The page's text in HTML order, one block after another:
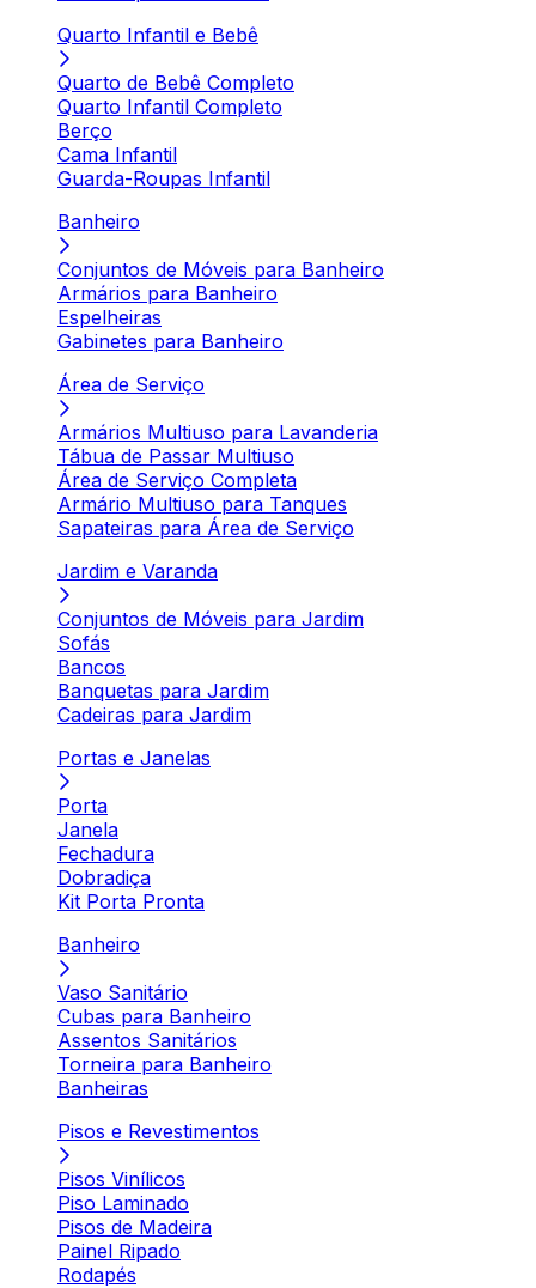
Quarto Infantil e Bebê
Quarto de Bebê Completo
Quarto Infantil Completo
Berço
Cama Infantil
Guarda-Roupas Infantil
Banheiro
Conjuntos de Móveis para Banheiro
Armários para Banheiro
Espelheiras
Gabinetes para Banheiro
Área de Serviço
Armários Multiuso para Lavanderia
Tábua de Passar Multiuso
Área de Serviço Completa
Armário Multiuso para Tanques
Sapateiras para Área de Serviço
Jardim e Varanda
Conjuntos de Móveis para Jardim
Sofás
Bancos
Banquetas para Jardim
Cadeiras para Jardim
Portas e Janelas
Porta
Janela
Fechadura
Dobradiça
Kit Porta Pronta
Banheiro
Vaso Sanitário
Cubas para Banheiro
Assentos Sanitários
Torneira para Banheiro
Banheiras
Pisos e Revestimentos
Pisos Vinílicos
Piso Laminado
Pisos de Madeira
Painel Ripado
Rodapés